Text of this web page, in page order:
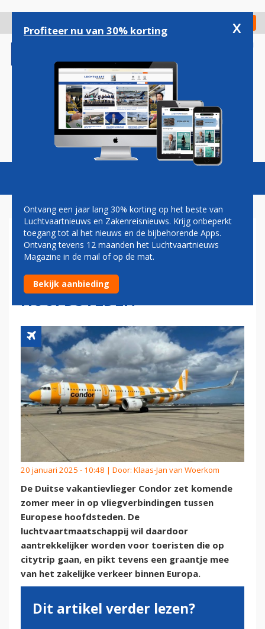
gaan
Check in
Magazine Podcasts Vacatures
CONDOR VERZET BAKENS:
MEER VLIEGVERBINDINGEN
MET EUROPESE
HOOFDSTEDEN
20 januari 2025 - 10:48 | Door: Klaas-Jan van Woerkom
De Duitse vakantievlieger Condor zet komende
zomer meer in op vliegverbindingen tussen
Europese hoofdsteden. De
luchtvaartmaatschappij wil daardoor
aantrekkelijker worden voor toeristen die op
citytrip gaan, en pikt tevens een graantje mee
van het zakelijke verkeer binnen Europa.
Dit artikel verder lezen?
Profiteer nu van 30% korting x
Ontvang een jaar lang 30% korting op het beste van
Luchtvaartnieuws en Zakenreisnieuws. Krijg onbeperkt
toegang tot al het nieuws en de bijbehorende Apps.
Ontvang tevens 12 maanden het Luchtvaartnieuws
Magazine in de mail of op de mat.
Bekijk aanbieding